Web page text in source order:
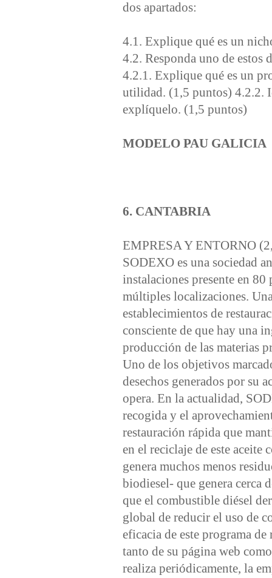
dos apartados:
4.1. Explique qué es un
4.2. Responda uno de estos
4.2.1. Explique qué es un
utilidad. (1,5 puntos) 4.2.2.
explíquelo. (1,5 puntos)
MODELO PAU GALICIA
6. CANTABRIA
EMPRESA Y ENTORNO
SODEXO es una sociedad
instalaciones presente en 80
múltiples localizaciones.
establecimientos de
consciente de que hay una
producción de las materias
Uno de los objetivos
desechos generados por su
opera. En la actualidad,
recogida y el
restauración rápida que
en el reciclaje de este
genera muchos menos
biodiesel- que genera cerca
que el combustible diésel
global de reducir el uso de
eficacia de este programa
tanto de su página web
realiza periódicamente, la